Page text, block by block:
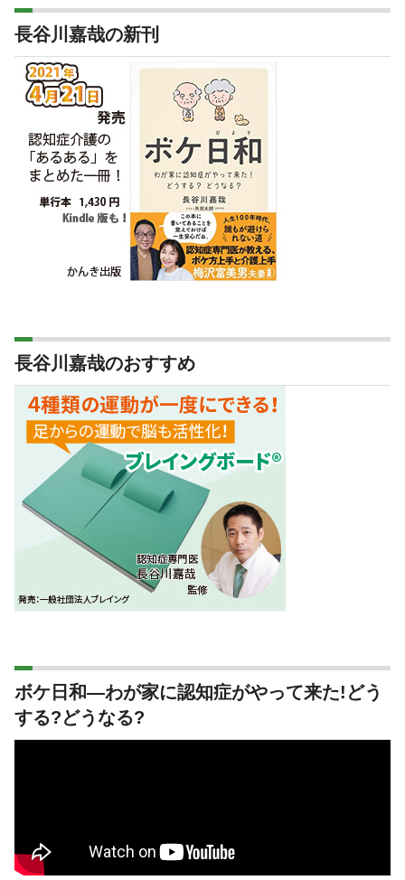
長谷川嘉哉の新刊
長谷川嘉哉のおすすめ
ボケ日和―わが家に認知症がやって来た!どう
する?どうなる?